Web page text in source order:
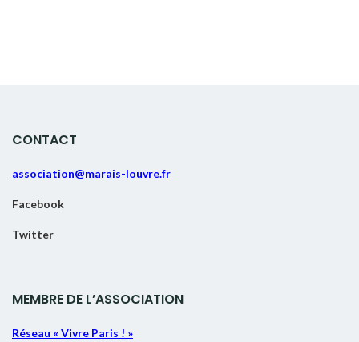
CONTACT
association@marais-louvre.fr
Facebook
Twitter
MEMBRE DE L’ASSOCIATION
Réseau « Vivre Paris ! »